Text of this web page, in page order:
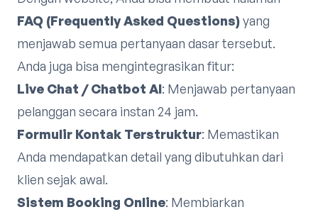
FAQ (Frequently Asked Questions)yang
menjawab semua pertanyaan dasar tersebut.
Anda juga bisa mengintegrasikan fitur:
Live Chat / Chatbot AI: Menjawab pertanyaan
pelanggan secara instan 24 jam.
Formulir Kontak Terstruktur: Memastikan
Anda mendapatkan detail yang dibutuhkan dari
klien sejak awal.
Sistem Booking Online: Membiarkan